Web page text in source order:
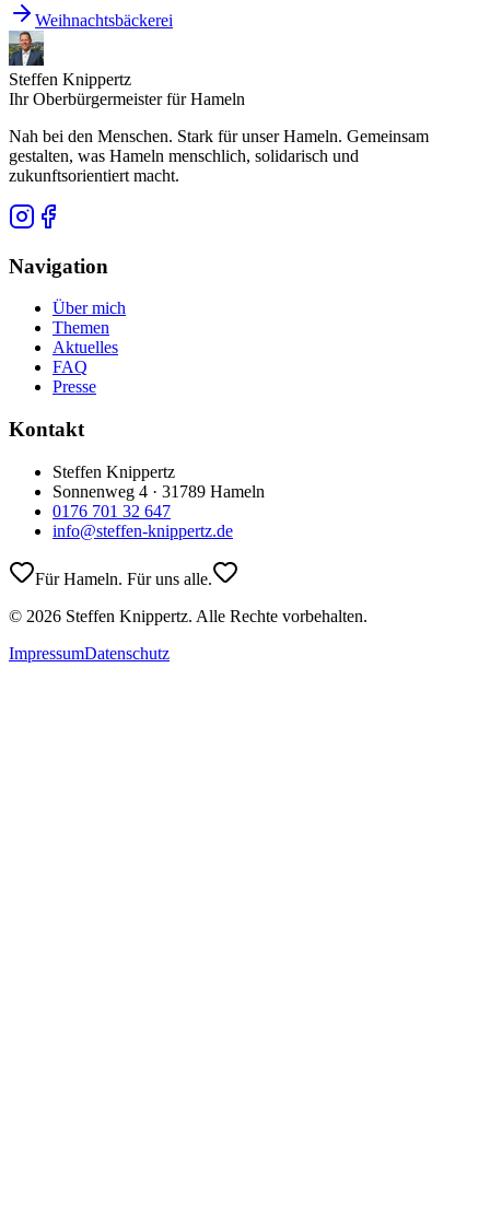
Weihnachtsbäckerei
Steffen Knippertz
Ihr Oberbürgermeister für Hameln
Nah bei den Menschen. Stark für unser Hameln. Gemeinsam
gestalten, was Hameln menschlich, solidarisch und
zukunftsorientiert macht.
Navigation
Über mich
Themen
Aktuelles
FAQ
Presse
Kontakt
Steffen Knippertz
Sonnenweg 4 · 31789 Hameln
0176 701 32 647
info@steffen-knippertz.de
Für Hameln. Für uns alle.
© 2026 Steffen Knippertz. Alle Rechte vorbehalten.
ImpressumDatenschutz